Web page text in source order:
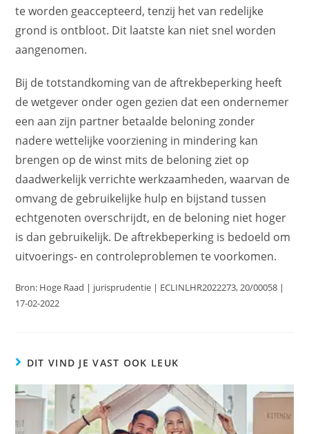
te worden geaccepteerd, tenzij het van redelijke
grond is ontbloot. Dit laatste kan niet snel worden
aangenomen.
Bij de totstandkoming van de aftrekbeperking heeft
de wetgever onder ogen gezien dat een ondernemer
een aan zijn partner betaalde beloning zonder
nadere wettelijke voorziening in mindering kan
brengen op de winst mits de beloning ziet op
daadwerkelijk verrichte werkzaamheden, waarvan de
omvang de gebruikelijke hulp en bijstand tussen
echtgenoten overschrijdt, en de beloning niet hoger
is dan gebruikelijk. De aftrekbeperking is bedoeld om
uitvoerings- en controleproblemen te voorkomen.
Bron: Hoge Raad | jurisprudentie | ECLINLHR2022273, 20/00058 |
17-02-2022
DIT VIND JE VAST OOK LEUK